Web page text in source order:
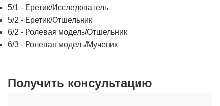
5/1 - Еретик/Исследователь
5/2 - Еретик/Отшельник
6/2 - Ролевая модель/Отшельник
6/3 - Ролевая модель/Мученик
Получить консультацию